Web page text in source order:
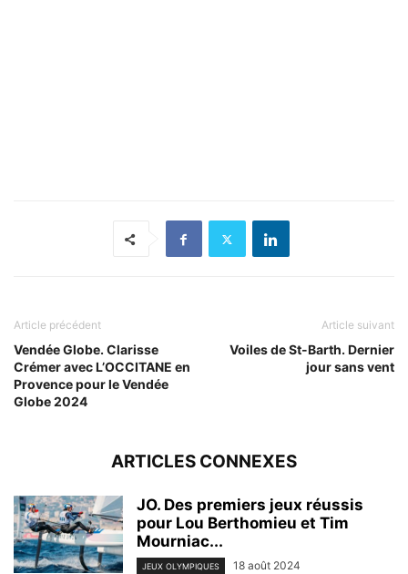
Article précédent
Vendée Globe. Clarisse
Crémer avec L’OCCITANE en
Provence pour le Vendée
Globe 2024
Article suivant
Voiles de St-Barth. Dernier
jour sans vent
ARTICLES CONNEXES
JO. Des premiers jeux réussis
pour Lou Berthomieu et Tim
Mourniac...
JEUX OLYMPIQUES 18 août 2024